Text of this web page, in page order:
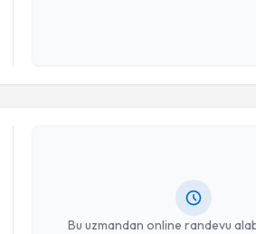
Bu uzmandan online randevu
Randevu Takvimi Talebi
Pedagog Emre Güzel